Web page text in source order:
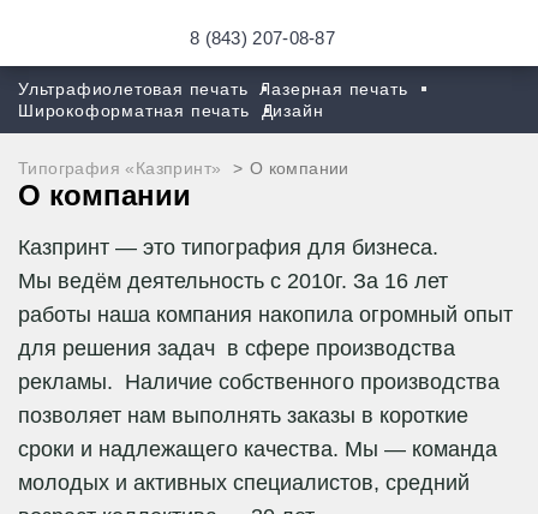
8 (843) 207-08-87
Ультрафиолетовая печать
Лазерная печать
Широкоформатная печать
Дизайн
Типография «Казпринт» О компании
О компании
Казпринт — это типография для бизнеса.
Мы ведём деятельность с 2010г. За 16 лет
работы наша компания накопила огромный опыт
для решения задач в сфере производства
рекламы. Наличие собственного производства
позволяет нам выполнять заказы в короткие
сроки и надлежащего качества. Мы — команда
молодых и активных специалистов, средний